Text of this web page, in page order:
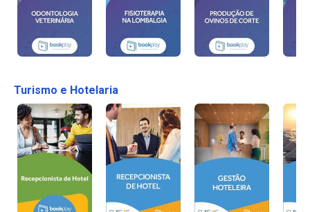
Turismo e Hotelaria